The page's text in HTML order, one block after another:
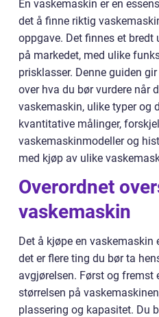
En vaskemaskin er en
det å finne riktig
oppgave. Det finnes et
på markedet, med ulike
prisklasser. Denne guiden
over hva du bør vurdere når
vaskemaskin, ulike typer og
kvantitative målinger,
vaskemaskinmodeller og
med kjøp av ulike
Overordnet
vaskemaskin
Det å kjøpe en vaskemaskin
det er flere ting du bør ta
avgjørelsen. Først og fremst
størrelsen på
plassering og kapasitet. Du